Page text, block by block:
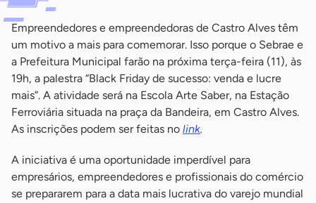
Empreendedores e empreendedoras de Castro Alves têm
um motivo a mais para comemorar. Isso porque o Sebrae e
a Prefeitura Municipal farão na próxima terça-feira (11), às
19h, a palestra “Black Friday de sucesso: venda e lucre
mais”. A atividade será na Escola Arte Saber, na Estação
Ferroviária situada na praça da Bandeira, em Castro Alves.
As inscrições podem ser feitas no link.
A iniciativa é uma oportunidade imperdível para
empresários, empreendedores e profissionais do comércio
se prepararem para a data mais lucrativa do varejo mundial